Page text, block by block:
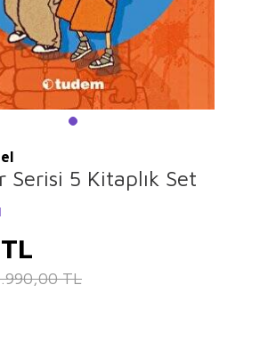
Serisi 5 Kitaplık Set
TL
TL